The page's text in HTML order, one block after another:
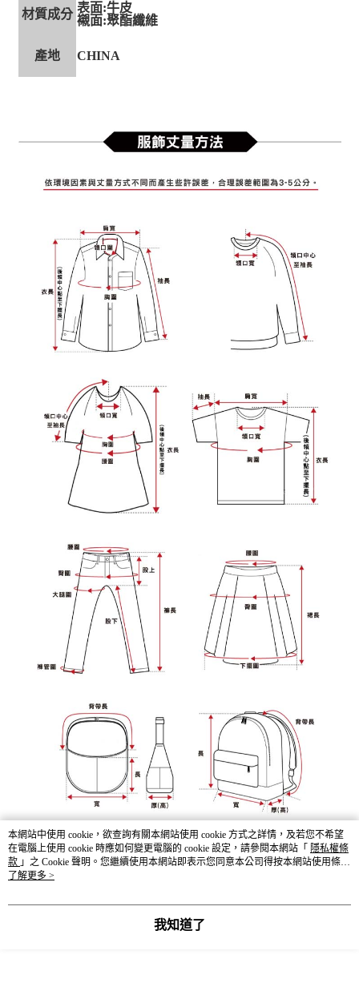
材質成分 表面:牛皮
襯面:聚酯纖維
產地 CHINA
本網站中使用 cookie，欲查詢有關本網站使用 cookie 方式之詳情，及若您不希望
在電腦上使用 cookie 時應如何變更電腦的 cookie 設定，請參閱本網站「 隱私權條
款 」之 Cookie 聲明。您繼續使用本網站即表示您同意本公司得按本網站使用條款
之 Cookie 聲明使用 cookie。
了解更多 >
我知道了